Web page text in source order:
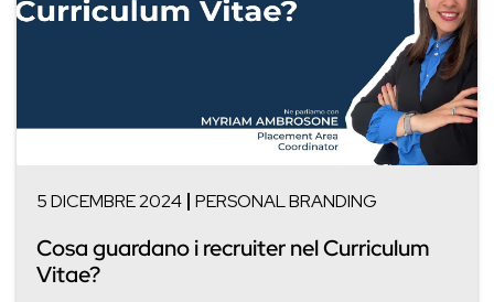
5 DICEMBRE 2024 PERSONAL BRANDING
Cosa guardano i recruiter nel Curriculum
Vitae?